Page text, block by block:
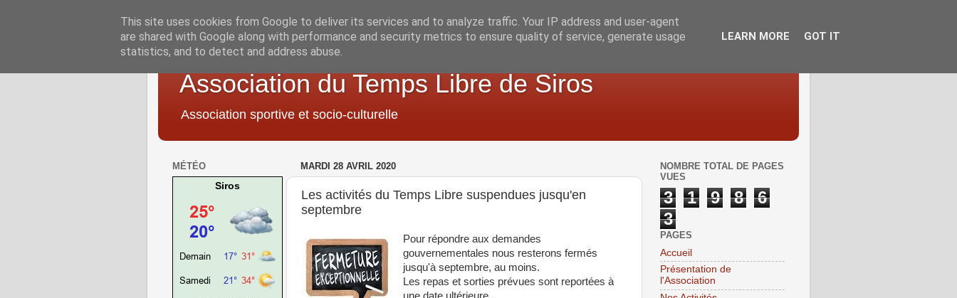
Association du Temps Libre de Siros
Association sportive et socio-culturelle
MARDI 28 AVRIL 2020
Les activités du Temps Libre suspendues jusqu'en
septembre
Pour répondre aux demandes
gouvernementales nous resterons fermés
jusqu'à septembre, au moins.
Les repas et sorties prévues sont reportées à
MÉTÉO
Siros
NOMBRE TOTAL DE PAGES
VUES
3 1 9 8
6
3
PAGES
Accueil
Présentation de
l'Association
This site uses cookies from Google to deliver its services and to analyze traffic. Your IP address and user-agent
are shared with Google along with performance and security metrics to ensure quality of service, generate usage
statistics, and to detect and address abuse.
LEARN MORE GOT IT